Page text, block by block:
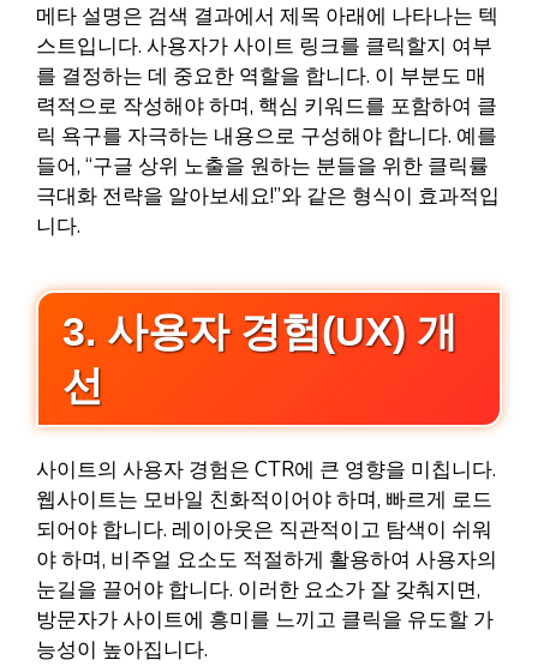
메타 설명은 검색 결과에서 제목 아래에 나타나는 텍
스트입니다. 사용자가 사이트 링크를 클릭할지 여부
를 결정하는 데 중요한 역할을 합니다. 이 부분도 매
력적으로 작성해야 하며, 핵심 키워드를 포함하여 클
릭 욕구를 자극하는 내용으로 구성해야 합니다. 예를
들어, “구글 상위 노출을 원하는 분들을 위한 클릭률
극대화 전략을 알아보세요!”와 같은 형식이 효과적입
니다.
3. 사용자 경험(UX) 개
선
사이트의 사용자 경험은 CTR에 큰 영향을 미칩니다.
웹사이트는 모바일 친화적이어야 하며, 빠르게 로드
되어야 합니다. 레이아웃은 직관적이고 탐색이 쉬워
야 하며, 비주얼 요소도 적절하게 활용하여 사용자의
눈길을 끌어야 합니다. 이러한 요소가 잘 갖춰지면,
방문자가 사이트에 흥미를 느끼고 클릭을 유도할 가
능성이 높아집니다.